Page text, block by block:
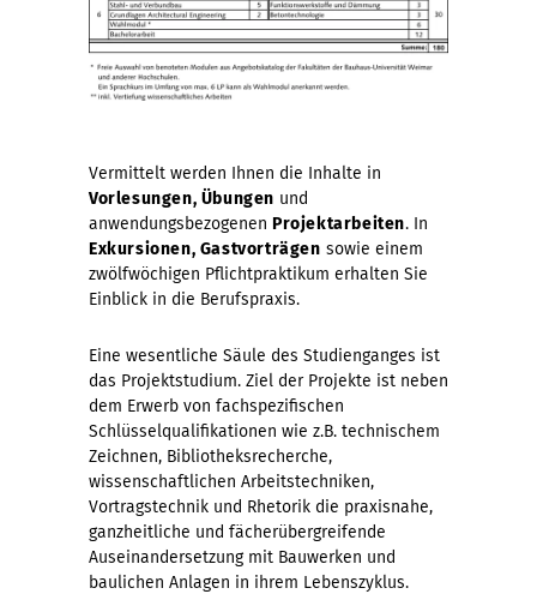
Vermittelt werden Ihnen die Inhalte in
Vorlesungen, Übungen und
anwendungsbezogenen Projektarbeiten. In
Exkursionen, Gastvorträgen sowie einem
zwölfwöchigen Pflichtpraktikum erhalten Sie
Einblick in die Berufspraxis.
Eine wesentliche Säule des Studienganges ist
das Projektstudium. Ziel der Projekte ist neben
dem Erwerb von fachspezifischen
Schlüsselqualifikationen wie z.B. technischem
Zeichnen, Bibliotheksrecherche,
wissenschaftlichen Arbeitstechniken,
Vortragstechnik und Rhetorik die praxisnahe,
ganzheitliche und fächerübergreifende
Auseinandersetzung mit Bauwerken und
baulichen Anlagen in ihrem Lebenszyklus.